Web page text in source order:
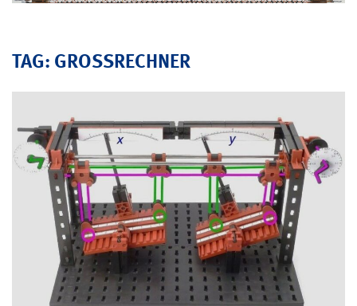
TAG: GROSSRECHNER